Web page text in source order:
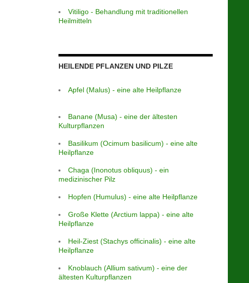
Vitiligo - Behandlung mit traditionellen
Heilmitteln
HEILENDE PFLANZEN UND PILZE
Apfel (Malus) - eine alte Heilpflanze
Banane (Musa) - eine der ältesten
Kulturpflanzen
Basilikum (Ocimum basilicum) - eine alte
Heilpflanze
Chaga (Inonotus obliquus) - ein
medizinischer Pilz
Hopfen (Humulus) - eine alte Heilpflanze
Große Klette (Arctium lappa) - eine alte
Heilpflanze
Heil-Ziest (Stachys officinalis) - eine alte
Heilpflanze
Knoblauch (Allium sativum) - eine der
ältesten Kulturpflanzen